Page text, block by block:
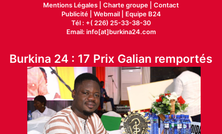
Mentions Légales | Charte groupe | Contact
Publicité| Webmail |
Equipe B24
Tél : +( 226) 25-33-38-30
Email: info[at]burkina24.com
Burkina 24 : 17 Prix Galian remportés